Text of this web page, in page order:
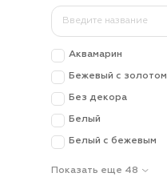
Аквамарин
Бежевый с золотом
Без декора
Белый
Белый с бежевым
Показать еще 48